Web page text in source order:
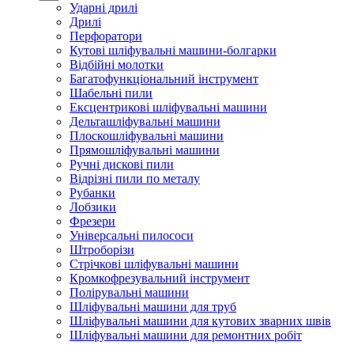
Ударні дрилі
Дрилі
Перфоратори
Кутові шліфувальні машини-болгарки
Відбійні молотки
Багатофункціональний інструмент
Шабельні пили
Ексцентрикові шліфувальні машини
Дельташліфувальні машини
Плоскошліфувальні машини
Прямошліфувальні машини
Ручні дискові пили
Відрізні пили по металу
Рубанки
Лобзики
Фрезери
Універсальні пилососи
Штроборізи
Стрічкові шліфувальні машини
Кромкофрезувальний інструмент
Полірувальні машини
Шліфувальні машини для труб
Шліфувальні машини для кутових зварних швів
Шліфувальні машини для ремонтних робіт